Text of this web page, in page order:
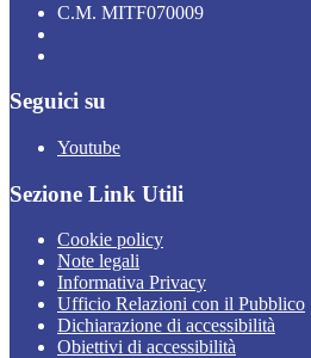
C.M. MITF070009
Seguici su
Youtube
Sezione Link Utili
Cookie policy
Note legali
Informativa Privacy
Ufficio Relazioni con il Pubblico
Dichiarazione di accessibilità
Obiettivi di accessibilità